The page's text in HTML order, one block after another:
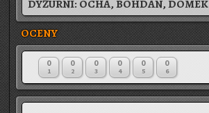
DYŻURNI: OCHA, BOHDAN, DOMEK
OCENY
0
1
0
2
0
3
0
4
0
5
0
6